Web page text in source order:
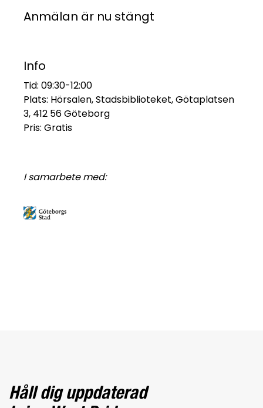
Anmälan är nu stängt
Info
Tid: 09:30-12:00
Plats: Hörsalen, Stadsbiblioteket, Götaplatsen
3, 412 56 Göteborg
Pris: Gratis
I samarbete med:
Håll dig uppdaterad